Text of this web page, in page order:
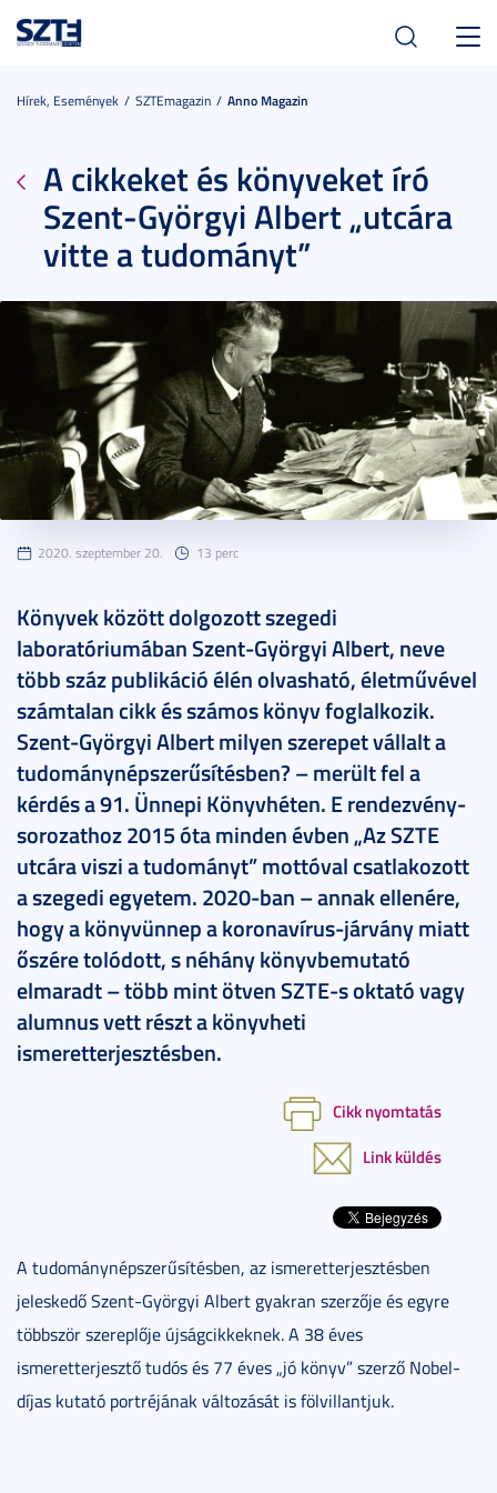
Hírek, Események SZTEmagazin Anno Magazin
A cikkeket és könyveket író
Szent-Györgyi Albert „utcára
vitte a tudományt”
2020. szeptember 20. 13 perc
Könyvek között dolgozott szegedi
laboratóriumában Szent-Györgyi Albert, neve
több száz publikáció élén olvasható, életművével
számtalan cikk és számos könyv foglalkozik.
Szent-Györgyi Albert milyen szerepet vállalt a
tudománynépszerűsítésben? – merült fel a
kérdés a 91. Ünnepi Könyvhéten. E rendezvény-
sorozathoz 2015 óta minden évben „Az SZTE
utcára viszi a tudományt” mottóval csatlakozott
a szegedi egyetem. 2020-ban – annak ellenére,
hogy a könyvünnep a koronavírus-járvány miatt
őszére tolódott, s néhány könyvbemutató
elmaradt – több mint ötven SZTE-s oktató vagy
alumnus vett részt a könyvheti
ismeretterjesztésben.
Cikk nyomtatás
Link küldés
A tudománynépszerűsítésben, az ismeretterjesztésben
jeleskedő Szent-Györgyi Albert gyakran szerzője és egyre
többször szereplője újságcikkeknek. A 38 éves
ismeretterjesztő tudós és 77 éves „jó könyv” szerző Nobel-
díjas kutató portréjának változását is fölvillantjuk.